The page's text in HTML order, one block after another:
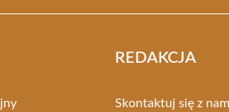
REDAKCJA
Skontaktuj się z